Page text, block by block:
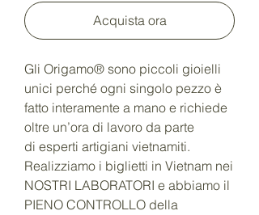
Acquista ora
Gli Origamo® sono piccoli gioielli
unici perché ogni singolo pezzo è
fatto interamente a mano e richiede
oltre un’ora di lavoro da parte
di esperti artigiani vietnamiti.
Realizziamo i biglietti in Vietnam nei
NOSTRI LABORATORI e abbiamo il
PIENO CONTROLLO della